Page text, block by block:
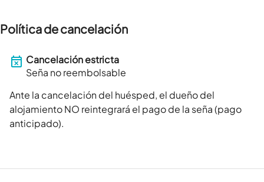
Política de cancelación
Cancelación estricta
Seña no reembolsable
Ante la cancelación del huésped, el dueño del
alojamiento NO reintegrará el pago de la seña (pago
anticipado).